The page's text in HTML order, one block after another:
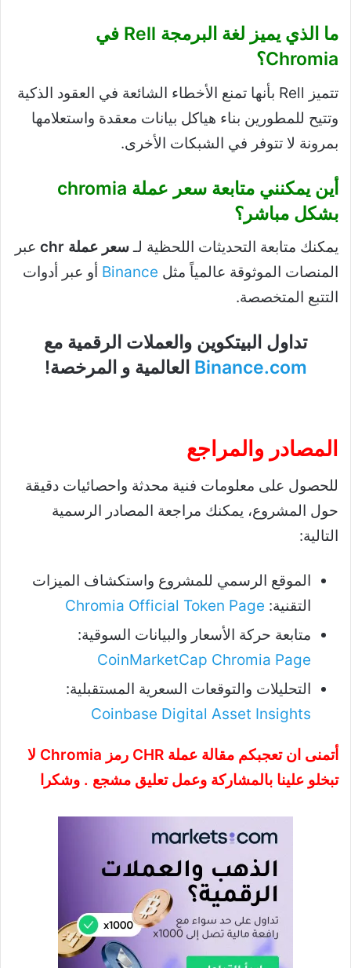
ما الذي يميز لغة البرمجة Rell في
Chromia؟
تتميز Rell بأنها تمنع الأخطاء الشائعة في العقود الذكية
وتتيح للمطورين بناء هياكل بيانات معقدة واستعلامها
بمرونة لا تتوفر في الشبكات الأخرى.
أين يمكنني متابعة سعر عملة chromia
بشكل مباشر؟
يمكنك متابعة التحديثات اللحظية لـسعر عملة chr
عبر
المنصات الموثوقة عالمياً مثل Binance أو عبر أدوات
التتبع المتخصصة.
تداول البيتكوين والعملات الرقمية مع
Binance.com العالمية و المرخصة!
المصادر والمراجع
للحصول على معلومات فنية محدثة واحصائيات دقيقة
حول المشروع، يمكنك مراجعة المصادر الرسمية
التالية:
الموقع الرسمي للمشروع واستكشاف الميزات
التقنية: Chromia Official Token Page
متابعة حركة الأسعار والبيانات السوقية:
CoinMarketCap Chromia Page
التحليلات والتوقعات السعرية المستقبلية:
Coinbase Digital Asset Insights
أتمنى ان تعجبكم مقالة عملة CHR رمز Chromia لا
تبخلو علينا بالمشاركة وعمل تعليق مشجع . وشكرا